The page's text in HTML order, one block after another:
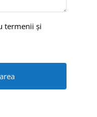
termenii și